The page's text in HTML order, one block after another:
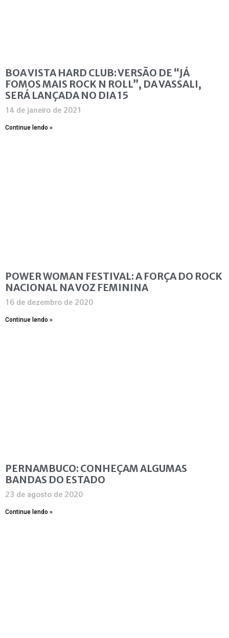
BOA VISTA HARD CLUB: VERSÃO DE “JÁ
FOMOS MAIS ROCK N ROLL”, DA VASSALI,
SERÁ LANÇADA NO DIA 15
14 de janeiro de 2021
Continue lendo »
POWER WOMAN FESTIVAL: A FORÇA DO ROCK
NACIONAL NA VOZ FEMININA
16 de dezembro de 2020
Continue lendo »
PERNAMBUCO: CONHEÇAM ALGUMAS
BANDAS DO ESTADO
23 de agosto de 2020
Continue lendo »